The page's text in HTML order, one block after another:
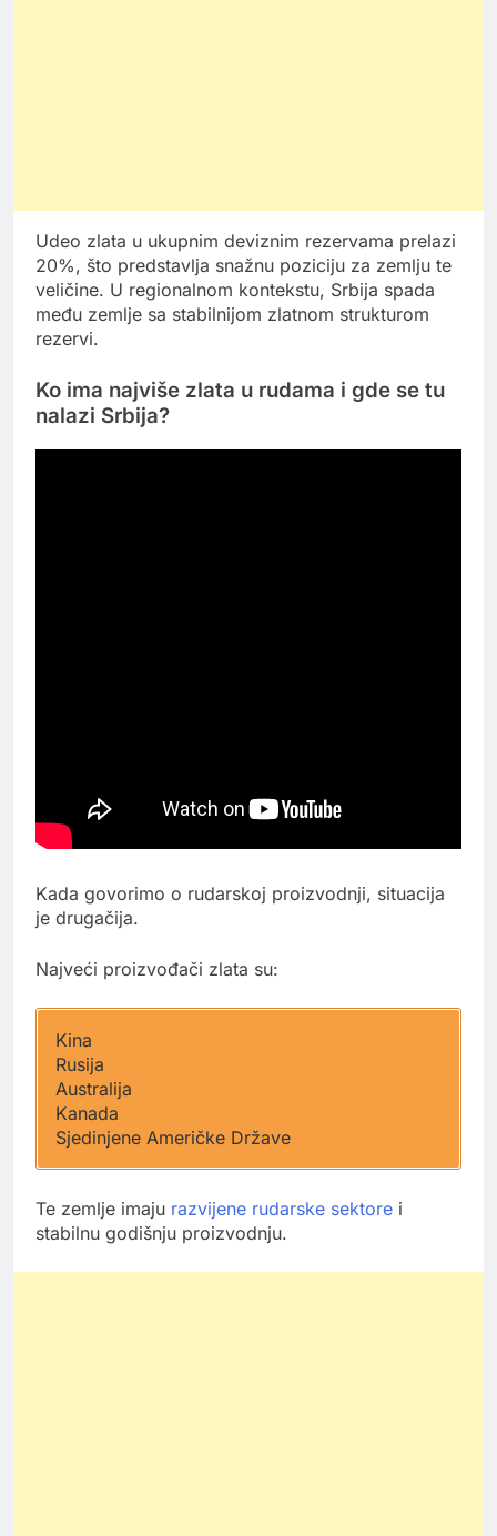
Udeo zlata u ukupnim deviznim rezervama prelazi
20%, što predstavlja snažnu poziciju za zemlju te
veličine. U regionalnom kontekstu, Srbija spada
među zemlje sa stabilnijom zlatnom strukturom
rezervi.
Ko ima najviše zlata u rudama i gde se tu
nalazi Srbija?
Kada govorimo o rudarskoj proizvodnji, situacija
je drugačija.
Najveći proizvođači zlata su:
Kina
Rusija
Australija
Kanada
Sjedinjene Američke Države
Te zemlje imaju razvijene rudarske sektore i
stabilnu godišnju proizvodnju.